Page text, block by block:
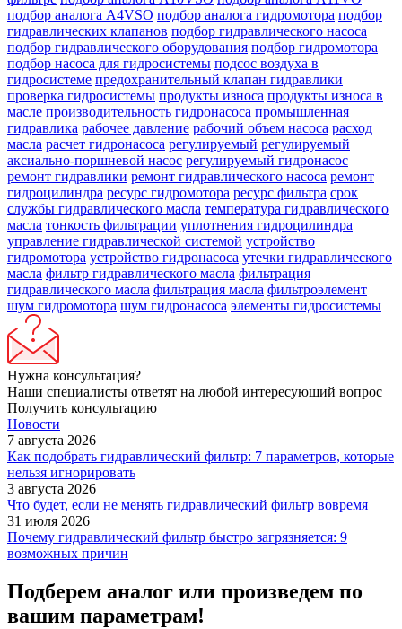
подбор аналога A4VSO подбор аналога гидромотора подбор
гидравлических клапанов подбор гидравлического насоса
подбор гидравлического оборудования подбор гидромотора
подбор насоса для гидросистемы подсос воздуха в
гидросистеме предохранительный клапан гидравлики
проверка гидросистемы продукты износа продукты износа в
масле производительность гидронасоса промышленная
гидравлика рабочее давление рабочий объем насоса расход
масла расчет гидронасоса регулируемый регулируемый
аксиально-поршневой насос регулируемый гидронасос
ремонт гидравлики ремонт гидравлического насоса ремонт
гидроцилиндра ресурс гидромотора ресурс фильтра срок
службы гидравлического масла температура гидравлического
масла тонкость фильтрации уплотнения гидроцилиндра
управление гидравлической системой устройство
гидромотора устройство гидронасоса утечки гидравлического
масла фильтр гидравлического масла фильтрация
гидравлического масла фильтрация масла фильтроэлемент
шум гидромотора шум гидронасоса элементы гидросистемы
Нужна консультация?
Наши специалисты ответят на любой интересующий вопрос
Получить консультацию
Новости
7 августа 2026
Как подобрать гидравлический фильтр: 7 параметров, которые
нельзя игнорировать
3 августа 2026
Что будет, если не менять гидравлический фильтр вовремя
31 июля 2026
Почему гидравлический фильтр быстро загрязняется: 9
возможных причин
Подберем аналог или произведем по
вашим параметрам!